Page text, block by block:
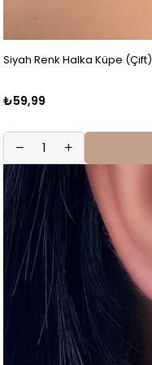
Siyah Renk Halka Küpe (Çift)
₺59,99